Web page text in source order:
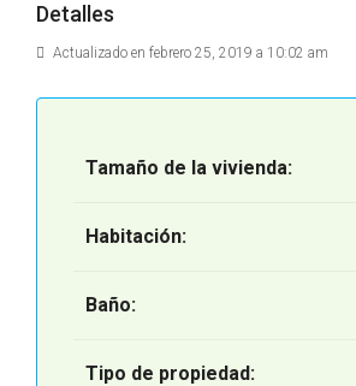
Detalles
Actualizado en febrero 25, 2019 a 10:02 am
Tamaño de la vivienda:
Habitación:
Baño:
Tipo de propiedad: